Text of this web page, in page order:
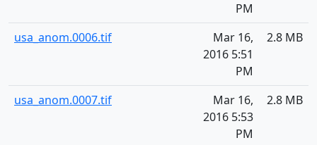
PM
usa_anom.0006.tif
Mar 16,
2016 5:51
PM
2.8 MB
usa_anom.0007.tif
Mar 16,
2016 5:53
PM
2.8 MB